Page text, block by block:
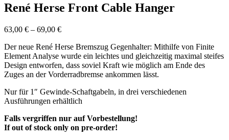
René Herse Front Cable Hanger
63,00 € – 69,00 €
Der neue René Herse Bremszug Gegenhalter: Mithilfe von Finite
Element Analyse wurde ein leichtes und gleichzeitig maximal steifes
Design entworfen, dass soviel Kraft wie möglich am Ende des
Zuges an der Vorderradbremse ankommen lässt.
Nur für 1″ Gewinde-Schaftgabeln, in drei verschiedenen
Ausführungen erhältlich
Falls vergriffen nur auf Vorbestellung!
If out of stock only on pre-order!